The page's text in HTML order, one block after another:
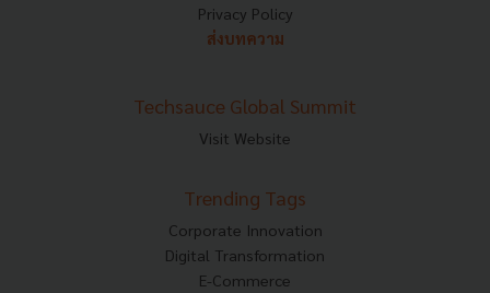
Privacy Policy
ส่งบทความ
Techsauce Global Summit
Visit Website
Trending Tags
Corporate Innovation
Digital Transformation
E-Commerce